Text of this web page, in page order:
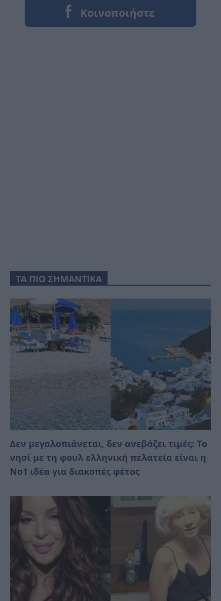
ΤΑ ΠΙΟ ΣΗΜΑΝΤΙΚΑ
Δεν μεγαλοπιάνεται, δεν ανεβάζει τιμές: Το
νησί με τη φουλ ελληνική πελατεία είναι η
No1 ιδέα για διακοπές φέτος